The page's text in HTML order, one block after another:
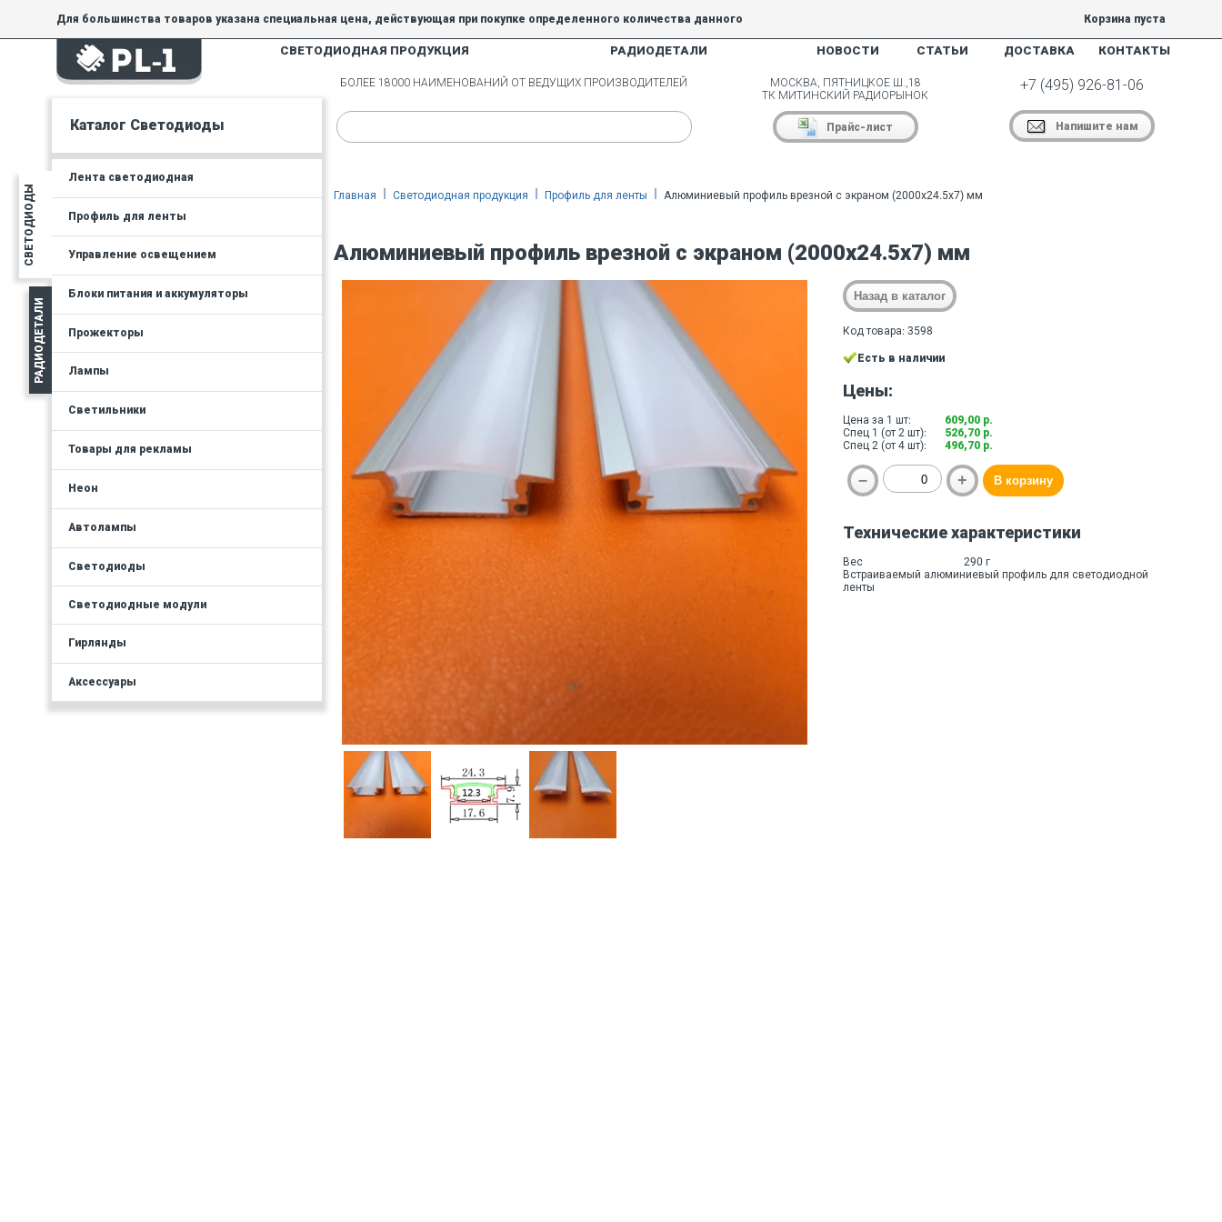
Для большинства товаров указана специальная цена, действующая при покупке определенного количества данного
товара.
На товары, купленные по специальной цене, общие скидки 5% и 10% не действуют.
Корзина пуста
СВЕТОДИОДНАЯ ПРОДУКЦИЯ РАДИОДЕТАЛИ НОВОСТИ СТАТЬИ ДОСТАВКА КОНТАКТЫ
СВЕТОДИОДЫ
РАДИОДЕТАЛИ
Каталог Светодиоды
Лента светодиодная
Профиль для ленты
Управление освещением
Блоки питания и аккумуляторы
Прожекторы
Лампы
Светильники
Товары для рекламы
Неон
Автолампы
Светодиоды
Светодиодные модули
Гирлянды
Аксессуары
БОЛЕЕ 18000 НАИМЕНОВАНИЙ ОТ ВЕДУЩИХ ПРОИЗВОДИТЕЛЕЙ
МОСКВА, ПЯТНИЦКОЕ Ш.,18
ТК МИТИНСКИЙ РАДИОРЫНОК
Прайс-лист
+7 (495) 926-81-06
Напишите нам
Главная Светодиодная продукция Профиль для ленты Алюминиевый профиль врезной с экраном (2000х24.5х7) мм
Алюминиевый профиль врезной с экраном (2000х24.5х7) мм
Код товара: 3598
Есть в наличии
Цены:
Цена за 1 шт:
609,00 р.
Спец 1 (от 2 шт):
526,70 р.
Спец 2 (от 4 шт):
496,70 р.
Технические характеристики
Вес
290 г
Встраиваемый алюминиевый профиль для светодиодной
ленты